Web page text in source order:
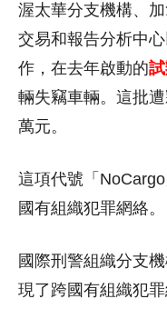
渥太華分支機構、
交易和報告分析中
作，在去年啟動的
輛失竊車輛。這批
萬元。
這項代號「
國有組織犯罪網絡。
國際刑警組織分支
現了跨國有組織犯